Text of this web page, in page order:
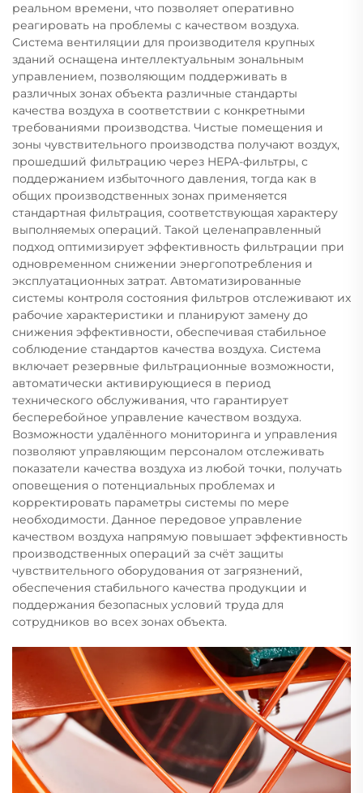
реальном времени, что позволяет оперативно
реагировать на проблемы с качеством воздуха.
Система вентиляции для производителя крупных
зданий оснащена интеллектуальным зональным
управлением, позволяющим поддерживать в
различных зонах объекта различные стандарты
качества воздуха в соответствии с конкретными
требованиями производства. Чистые помещения и
зоны чувствительного производства получают воздух,
прошедший фильтрацию через HEPA-фильтры, с
поддержанием избыточного давления, тогда как в
общих производственных зонах применяется
стандартная фильтрация, соответствующая характеру
выполняемых операций. Такой целенаправленный
подход оптимизирует эффективность фильтрации при
одновременном снижении энергопотребления и
эксплуатационных затрат. Автоматизированные
системы контроля состояния фильтров отслеживают их
рабочие характеристики и планируют замену до
снижения эффективности, обеспечивая стабильное
соблюдение стандартов качества воздуха. Система
включает резервные фильтрационные возможности,
автоматически активирующиеся в период
технического обслуживания, что гарантирует
бесперебойное управление качеством воздуха.
Возможности удалённого мониторинга и управления
позволяют управляющим персоналом отслеживать
показатели качества воздуха из любой точки, получать
оповещения о потенциальных проблемах и
корректировать параметры системы по мере
необходимости. Данное передовое управление
качеством воздуха напрямую повышает эффективность
производственных операций за счёт защиты
чувствительного оборудования от загрязнений,
обеспечения стабильного качества продукции и
поддержания безопасных условий труда для
сотрудников во всех зонах объекта.